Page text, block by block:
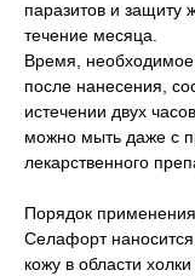
паразитов и защиту
течение месяца.
Время,
после нанесения,
истечении двух
можно мыть даже с
лекарственного
Порядок
Селафорт
кожу в области